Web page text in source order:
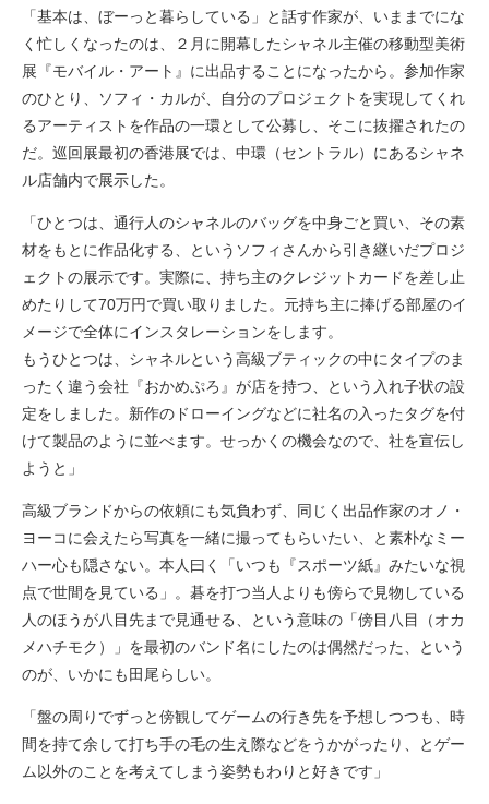
「基本は、ぼーっと暮らしている」と話す作家が、いままでにな
く忙しくなったのは、２月に開幕したシャネル主催の移動型美術
展『モバイル・アート』に出品することになったから。参加作家
のひとり、ソフィ・カルが、自分のプロジェクトを実現してくれ
るアーティストを作品の一環として公募し、そこに抜擢されたの
だ。巡回展最初の香港展では、中環（セントラル）にあるシャネ
ル店舗内で展示した。
「ひとつは、通行人のシャネルのバッグを中身ごと買い、その素
材をもとに作品化する、というソフィさんから引き継いだプロジ
ェクトの展示です。実際に、持ち主のクレジットカードを差し止
めたりして70万円で買い取りました。元持ち主に捧げる部屋のイ
メージで全体にインスタレーションをします。
もうひとつは、シャネルという高級ブティックの中にタイプのま
ったく違う会社『おかめぷろ』が店を持つ、という入れ子状の設
定をしました。新作のドローイングなどに社名の入ったタグを付
けて製品のように並べます。せっかくの機会なので、社を宣伝し
ようと」
高級ブランドからの依頼にも気負わず、同じく出品作家のオノ・
ヨーコに会えたら写真を一緒に撮ってもらいたい、と素朴なミー
ハー心も隠さない。本人曰く「いつも『スポーツ紙』みたいな視
点で世間を見ている」。碁を打つ当人よりも傍らで見物している
人のほうが八目先まで見通せる、という意味の「傍目八目（オカ
メハチモク）」を最初のバンド名にしたのは偶然だった、という
のが、いかにも田尾らしい。
「盤の周りでずっと傍観してゲームの行き先を予想しつつも、時
間を持て余して打ち手の毛の生え際などをうかがったり、とゲー
ム以外のことを考えてしまう姿勢もわりと好きです」